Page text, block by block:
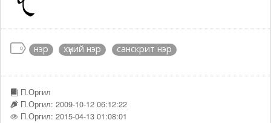
нэр хүний нэр санскрит нэр
П.Оргил
П.Оргил: 2009-10-12 06:12:22
П.Оргил: 2015-04-13 01:08:01